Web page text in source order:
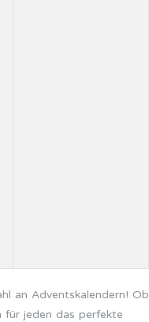
an Adventskalendern! Ob
für jeden das perfekte